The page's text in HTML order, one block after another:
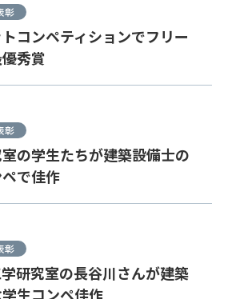
彰
コンペティションでフリー
秀賞
彰
の学生たちが建築設備士の
で佳作
彰
研究室の長谷川さんが建築
生コンペ佳作